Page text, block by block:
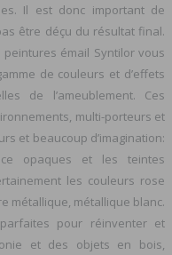
Il est donc important de
être déçu du résultat final.
émail Syntilor vous
de couleurs et d’effets
de l’ameublement. Ces
multi-porteurs et
et beaucoup d’imagination:
opaques et les teintes
les couleurs rose
métallique, métallique blanc.
pour réinventer et
et des objets en bois,